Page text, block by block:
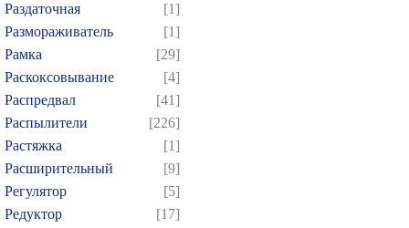
Раздаточная
[1]
Размораживатель
[1]
Рамка
[29]
Раскоксовывание
[4]
Распредвал
[41]
Распылители
[226]
Растяжка
[1]
Расширительный
[9]
Регулятор
[5]
Редуктор
[17]